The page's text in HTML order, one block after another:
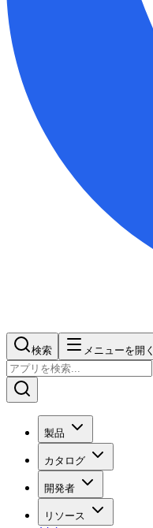
検索 メニューを開く
製品
カタログ
開発者
リソース